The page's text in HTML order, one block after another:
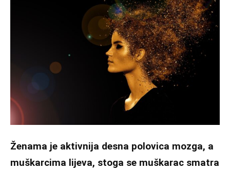
Ženama je aktivnija desna polovica mozga, a
muškarcima lijeva, stoga se muškarac smatra